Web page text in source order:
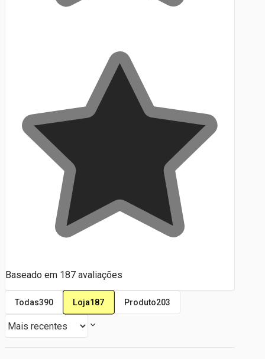
Baseado em 187 avaliações
Todas390 Loja187 Produto203